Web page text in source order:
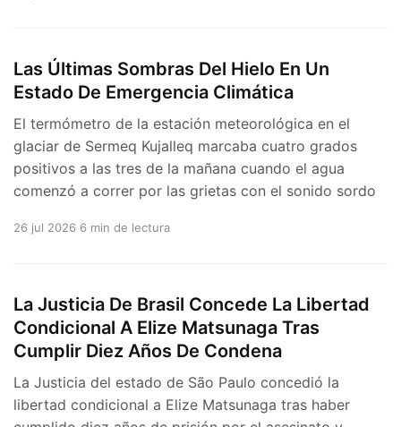
Las Últimas Sombras Del Hielo En Un
Estado De Emergencia Climática
El termómetro de la estación meteorológica en el
glaciar de Sermeq Kujalleq marcaba cuatro grados
positivos a las tres de la mañana cuando el agua
comenzó a correr por las grietas con el sonido sordo
26 jul 2026 6 min de lectura
La Justicia De Brasil Concede La Libertad
Condicional A Elize Matsunaga Tras
Cumplir Diez Años De Condena
La Justicia del estado de São Paulo concedió la
libertad condicional a Elize Matsunaga tras haber